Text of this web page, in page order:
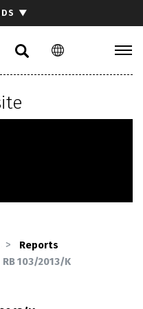
PL EN
▼
Reports
RB 103/2013/K